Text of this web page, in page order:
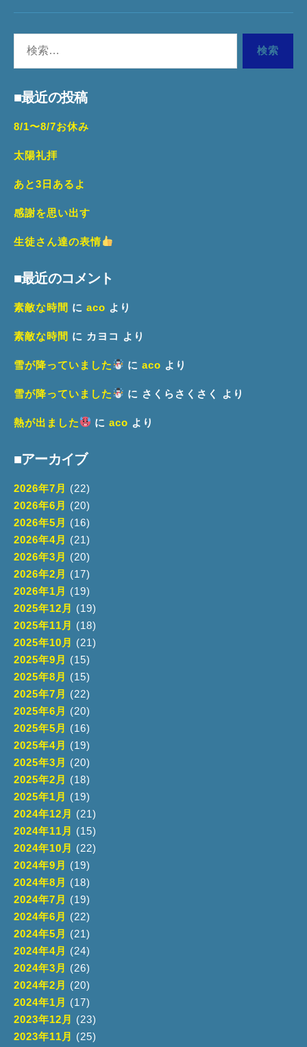
象:
■最近の投稿
8/1〜8/7お休み
太陽礼拝
あと3日あるよ
感謝を思い出す
生徒さん達の表情
■最近のコメント
素敵な時間 に aco より
素敵な時間 に カヨコ より
雪が降っていました に aco より
雪が降っていました に さくらさくさく より
熱が出ました に aco より
■アーカイブ
2026年7月
(22)
2026年6月
(20)
2026年5月
(16)
2026年4月
(21)
2026年3月
(20)
2026年2月
(17)
2026年1月
(19)
2025年12月
(19)
2025年11月
(18)
2025年10月
(21)
2025年9月
(15)
2025年8月
(15)
2025年7月
(22)
2025年6月
(20)
2025年5月
(16)
2025年4月
(19)
2025年3月
(20)
2025年2月
(18)
2025年1月
(19)
2024年12月
(21)
2024年11月
(15)
2024年10月
(22)
2024年9月
(19)
2024年8月
(18)
2024年7月
(19)
2024年6月
(22)
2024年5月
(21)
2024年4月
(24)
2024年3月
(26)
2024年2月
(20)
2024年1月
(17)
2023年12月
(23)
2023年11月
(25)